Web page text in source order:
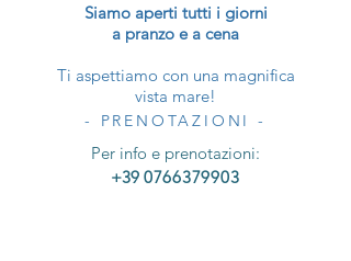
Siamo aperti tutti i giorni
a pranzo e a cena
Ti aspettiamo con una magnifica
vista mare!
- PRENOTAZIONI -
Per info e prenotazioni:
+39 0766379903